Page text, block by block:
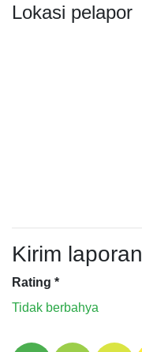
Lokasi pelapor
Kirim laporan
Rating *
Tidak berbahya